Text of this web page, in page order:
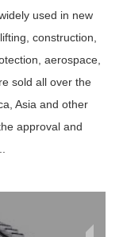
used in new
construction,
aerospace,
sold all over the
Asia and other
approval and